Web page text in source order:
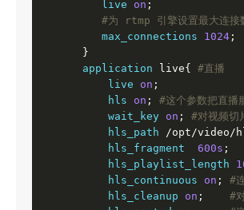
live
on ;
#为 rtmp 引擎设置最大连
max_connections
1024;
       }
application live{ #直播
live
on ;
hls
on ; #这个参数把直播
wait_key
on ; #对视频切
hls_path /opt/video/
hls_fragment
600s
hls_playlist_length
hls_continuous
on ; #
hls_cleanup
on ; #